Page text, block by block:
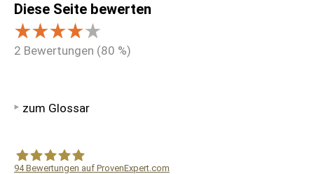
Diese Seite bewerten
2 Bewertungen (80 %)
zum Glossar
94Bewertungen auf ProvenExpert.com